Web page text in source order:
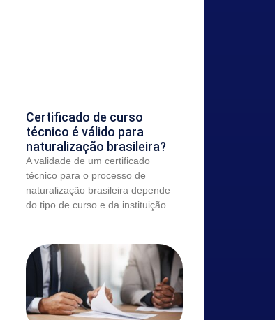
Certificado de curso
técnico é válido para
naturalização brasileira?
A validade de um certificado
técnico para o processo de
naturalização brasileira depende
do tipo de curso e da instituição